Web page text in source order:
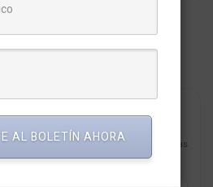
newsletter semanal con las noticias
AL BOLETÍN AHORA